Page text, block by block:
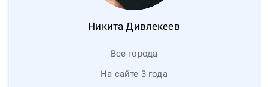
Никита Дивлекеев
Все города
На сайте 3 года